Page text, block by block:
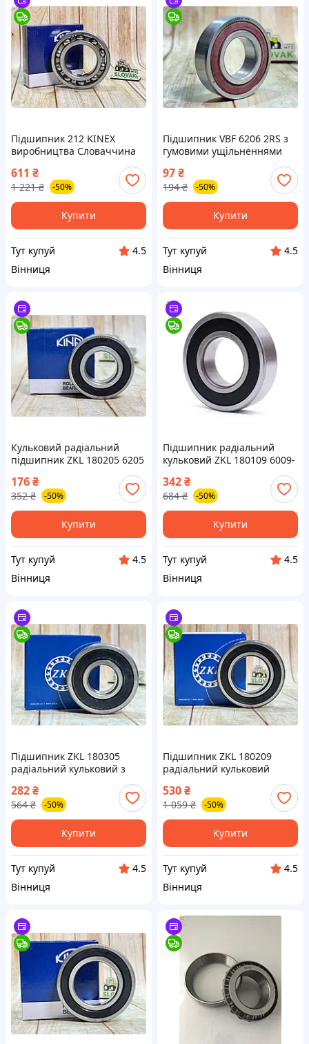
Підшипник 212 KINEX
виробництва Словаччина
для надійної роботи вашого
обладнання
611 ₴
1 221 ₴ -50%
Купити
Тут купуй
4.5
Вінниця
Підшипник VBF 6206 2RS з
гумовими ущільненнями
30х62х16 мм для надійної
роботи механізмів
97₴
194 ₴ -50%
Купити
Тут купуй
4.5
Вінниця
Кульковий радіальний
підшипник ZKL 180205 6205
виробництва Чехія
176₴
352 ₴ -50%
Купити
Тут купуй
4.5
Вінниця
Підшипник радіальний
кульковий ZKL 180109 6009-
2RS закритий із двох сторін
із Чехії для надійної роботи
342₴
684 ₴ -50%
Купити
Тут купуй
4.5
Вінниця
Підшипник ZKL 180305
радіальний кульковий з
герметизацією з обох боків
для надійної роботи
282₴
564 ₴ -50%
Купити
Тут купуй
4.5
Вінниця
Підшипник ZKL 180209
радіальний кульковий
закритий з обох боків для
надійної роботи
обладнання
530₴
1 059 ₴ -50%
Купити
Тут купуй
4.5
Вінниця